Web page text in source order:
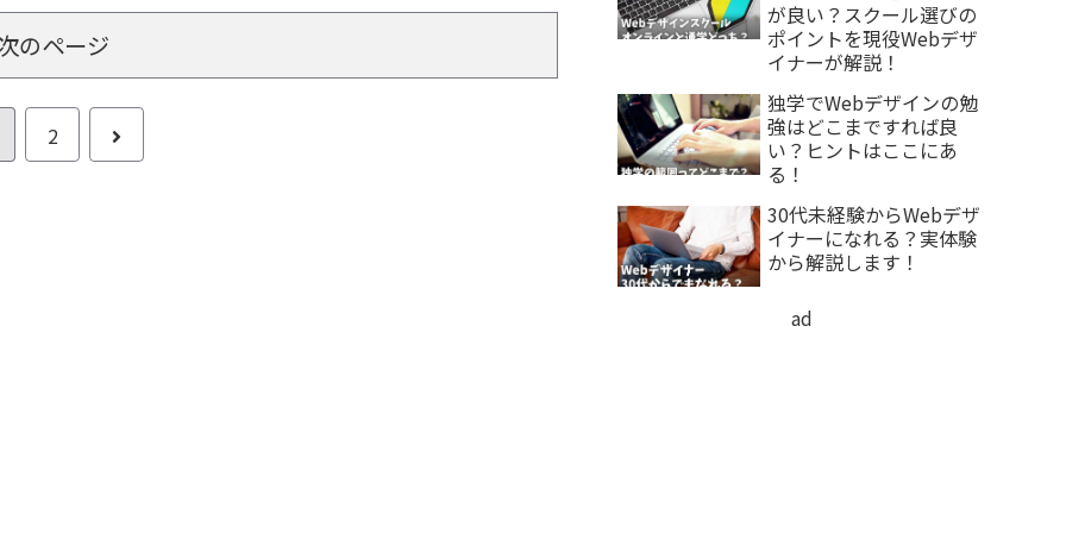
のページ
2
が良い？スクール選びの
ポイントを現役Webデザ
イナーが解説！
独学でWebデザインの勉
強はどこまですれば良
い？ヒントはここにあ
る！
30代未経験からWebデザ
イナーになれる？実体験
から解説します！
ad